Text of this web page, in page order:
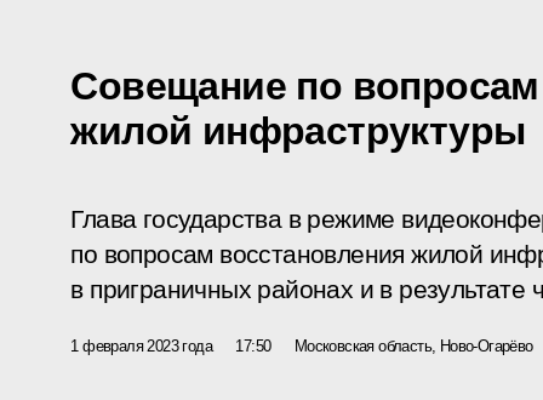
Совещание по
жилой инфраструктуры
Глава государства в режиме
по вопросам восстановления жилой
в приграничных районах и в результате
1 февраля 2023 года 17:50 Московская область, Ново-Огарёво